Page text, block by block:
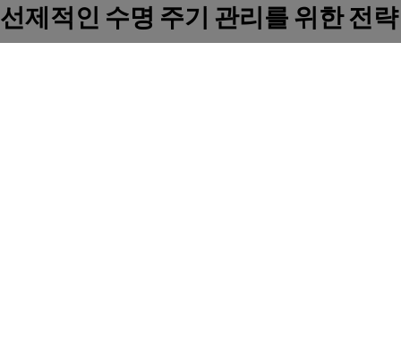
선제적인 수명 주기 관리를 위한 전략